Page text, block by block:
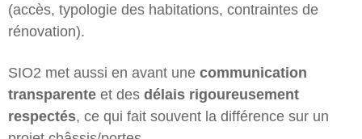
(accès, typologie des habitations, contraintes de
rénovation).
SIO2 met aussi en avant une communication
transparente et des délais rigoureusement
respectés, ce qui fait souvent la différence sur un